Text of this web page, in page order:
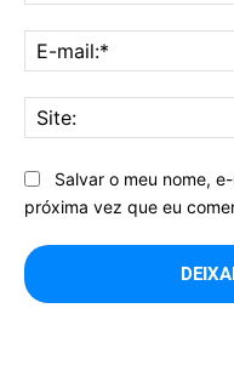
Salvar o meu nome,
próxima vez que eu